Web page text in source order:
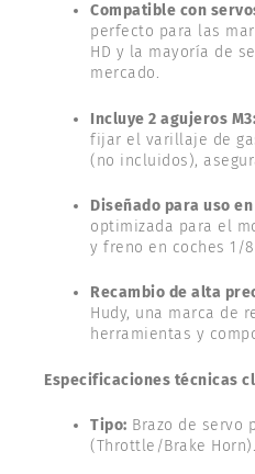
Compatible con
perfecto para las
HD y la mayoría de
mercado.
Incluye 2 agujeros M3:
fijar el varillaje de
(no incluidos),
Diseñado para uso
optimizada para el
y freno en coches 1/8
Recambio de alta
Hudy, una marca de
herramientas y
Especificaciones técnicas
Tipo: Brazo de servo
(Throttle/Brake Horn).